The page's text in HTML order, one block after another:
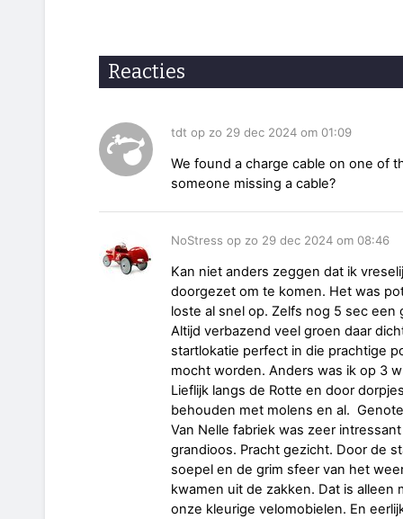
Reacties
tdt op zo 29 dec 2024 om 01:09
We found a charge cable on one of
someone missing a cable?
NoStress op zo 29 dec 2024 om 08:46
Kan niet anders zeggen dat ik
doorgezet om te komen. Het was
loste al snel op. Zelfs nog 5 sec een
Altijd verbazend veel groen daar
startlokatie perfect in die prachtige
mocht worden. Anders was ik op 3
Lieflijk langs de Rotte en door
behouden met molens en al.
Van Nelle fabriek was zeer
grandioos. Pracht gezicht. Door de
soepel en de grim sfeer van het
kwamen uit de zakken. Dat is alleen
onze kleurige velomobielen. En